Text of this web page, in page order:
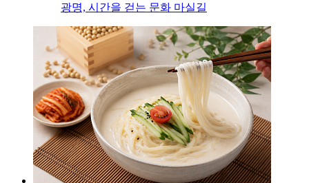
광명, 시간을 걷는 문화 마실길